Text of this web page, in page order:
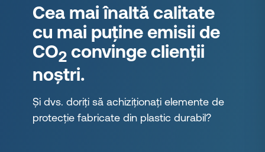
Cea mai înaltă calitate
cu mai puține emisii de
CO2 convinge clienții
noștri.
Și dvs. doriți să achiziționați elemente de
protecție fabricate din plastic durabil?